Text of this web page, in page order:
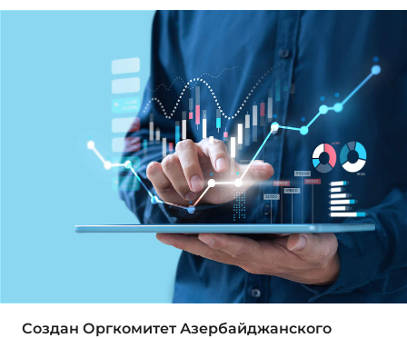
Создан Оргкомитет Азербайджанского